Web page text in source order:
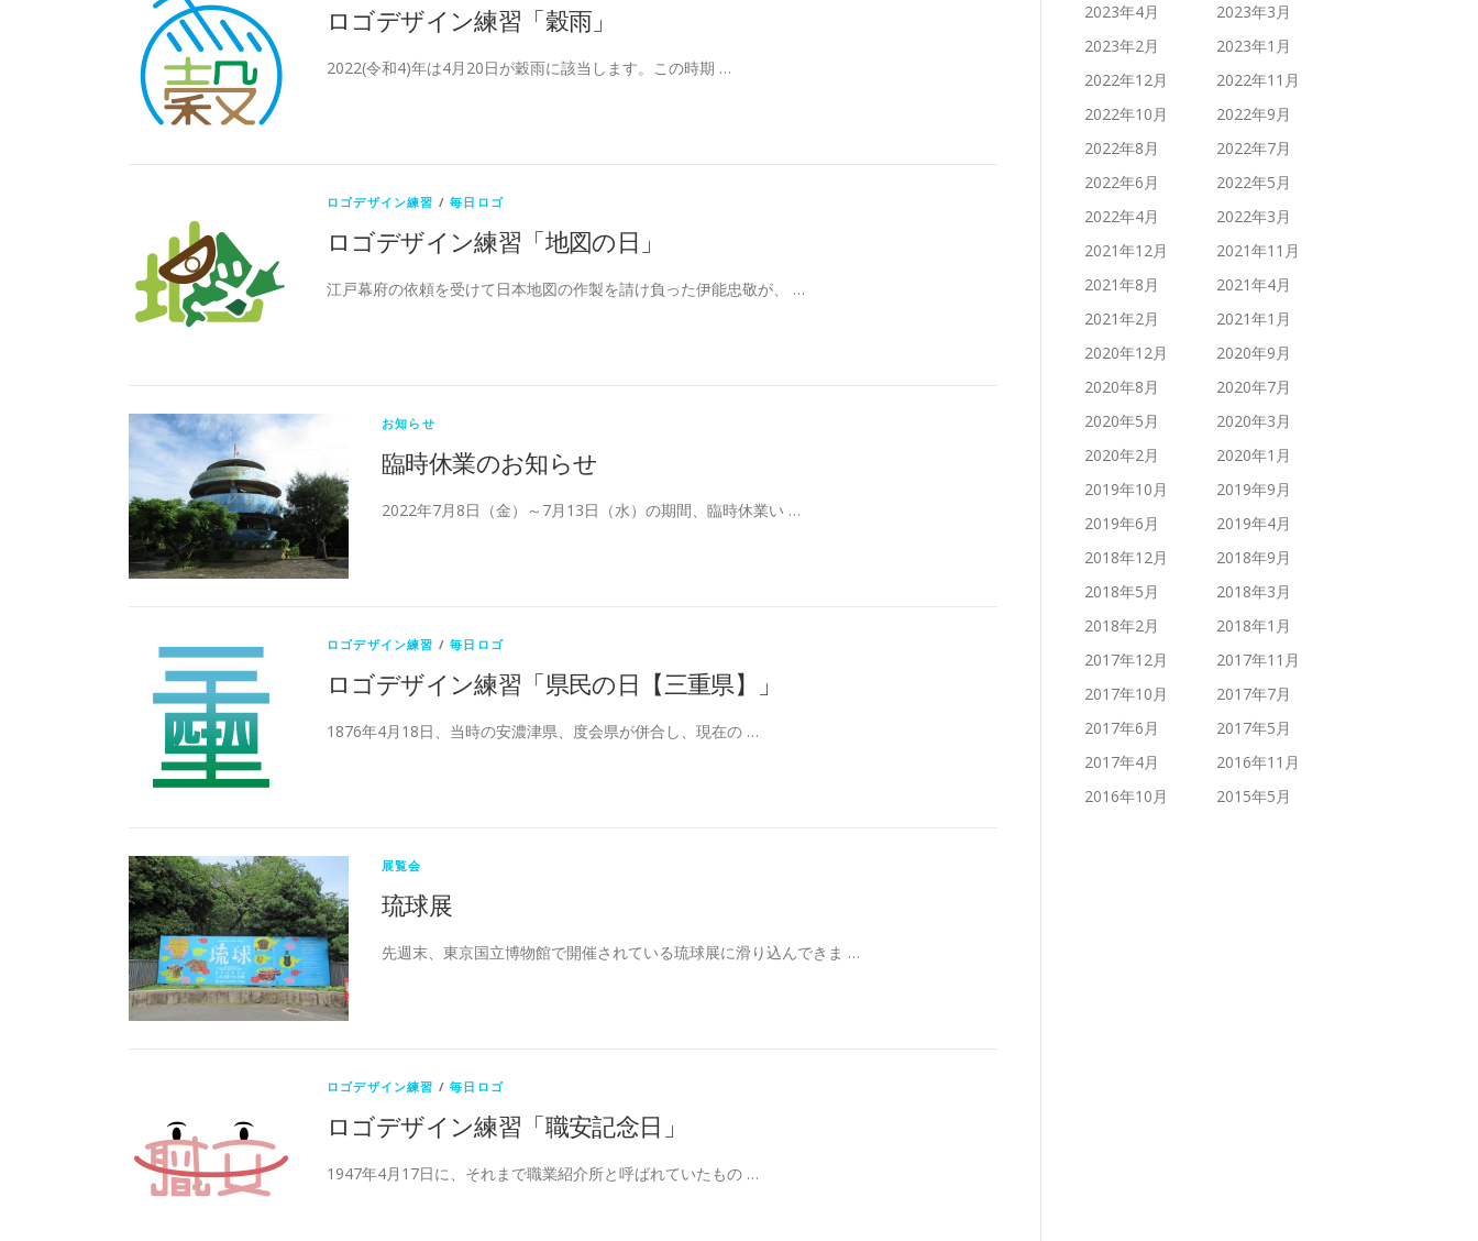
ロゴデザイン練習「穀雨」
2022(令和4)年は4月20日が穀雨に該当します。この時期 …
ロゴデザイン練習 /毎日ロゴ
ロゴデザイン練習「地図の日」
江戸幕府の依頼を受けて日本地図の作製を請け負った伊能忠敬が、 …
お知らせ
臨時休業のお知らせ
2022年7月8日（金）～7月13日（水）の期間、臨時休業い …
ロゴデザイン練習 /毎日ロゴ
ロゴデザイン練習「県民の日【三重県】」
1876年4月18日、当時の安濃津県、度会県が併合し、現在の …
展覧会
琉球展
先週末、東京国立博物館で開催されている琉球展に滑り込んできま …
ロゴデザイン練習 /毎日ロゴ
ロゴデザイン練習「職安記念日」
1947年4月17日に、それまで職業紹介所と呼ばれていたもの …
2023年4月
2023年3月
2023年2月
2023年1月
2022年12月
2022年11月
2022年10月
2022年9月
2022年8月
2022年7月
2022年6月
2022年5月
2022年4月
2022年3月
2021年12月
2021年11月
2021年8月
2021年4月
2021年2月
2021年1月
2020年12月
2020年9月
2020年8月
2020年7月
2020年5月
2020年3月
2020年2月
2020年1月
2019年10月
2019年9月
2019年6月
2019年4月
2018年12月
2018年9月
2018年5月
2018年3月
2018年2月
2018年1月
2017年12月
2017年11月
2017年10月
2017年7月
2017年6月
2017年5月
2017年4月
2016年11月
2016年10月
2015年5月